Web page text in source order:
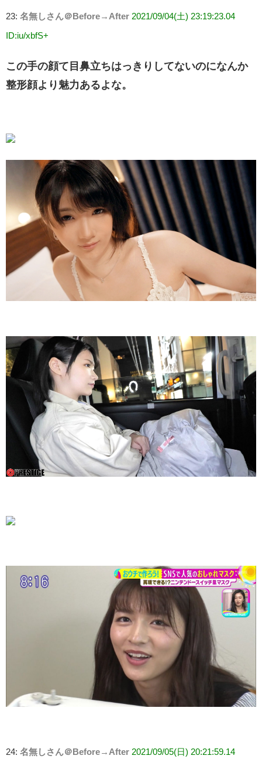
23: 名無しさん＠Before→After 2021/09/04(土) 23:19:23.04
ID:iu/xbfS+
この手の顔て目鼻立ちはっきりしてないのになんか
整形顔より魅力あるよな。
24: 名無しさん＠Before→After 2021/09/05(日) 20:21:59.14